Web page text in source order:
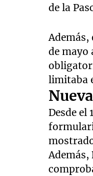
de la
Además,
de mayo
limitaba
Desde el
Además,